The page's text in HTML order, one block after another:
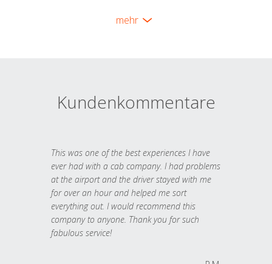
mehr
Kundenkommentare
This was one of the best experiences I have
ever had with a cab company. I had problems
at the airport and the driver stayed with me
for over an hour and helped me sort
everything out. I would recommend this
company to anyone. Thank you for such
fabulous service!